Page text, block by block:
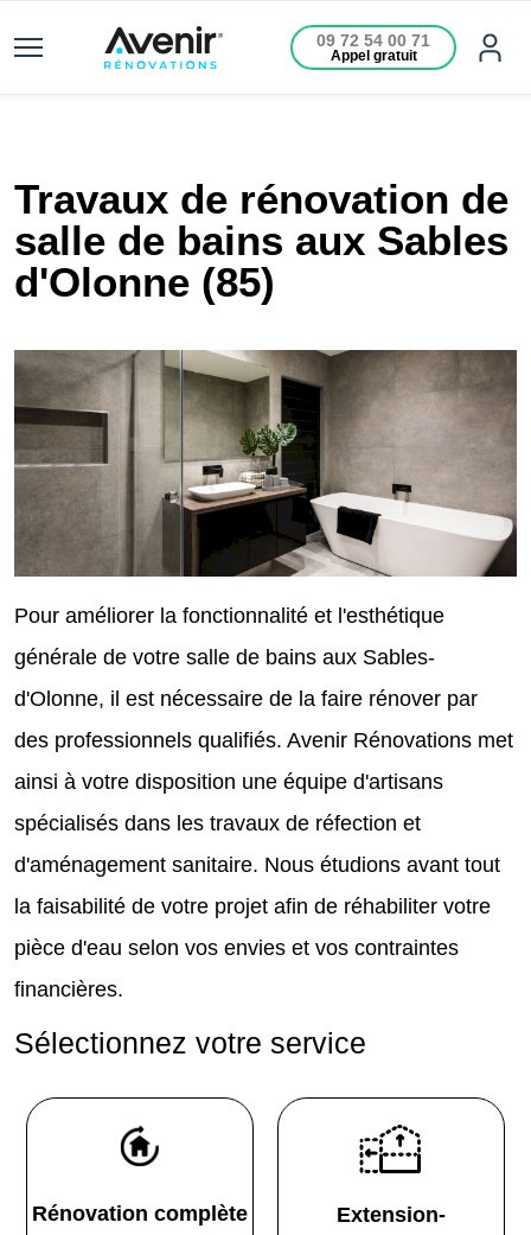
09 72 54 00 71
Appel gratuit
Travaux de rénovation de
salle de bains aux Sables
d'Olonne (85)
Pour améliorer la fonctionnalité et l'esthétique
générale de votre salle de bains aux Sables-
d'Olonne, il est nécessaire de la faire rénover par
des professionnels qualifiés. Avenir Rénovations met
ainsi à votre disposition une équipe d'artisans
spécialisés dans les travaux de réfection et
d'aménagement sanitaire. Nous étudions avant tout
la faisabilité de votre projet afin de réhabiliter votre
pièce d'eau selon vos envies et vos contraintes
financières.
Sélectionnez votre service
Rénovation complète
Extension-